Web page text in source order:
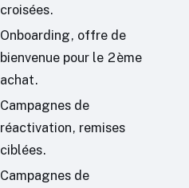
croisées.
Onboarding, offre de
bienvenue pour le 2ème
achat.
Campagnes de
réactivation, remises
ciblées.
Campagnes de